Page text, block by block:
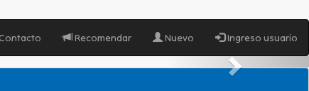
Contacto Recomendar Nuevo Ingreso usuario